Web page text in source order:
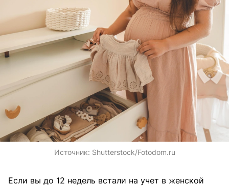
Источник: Shutterstock/Fotodom.ru
Если вы до 12 недель встали на учет в женской